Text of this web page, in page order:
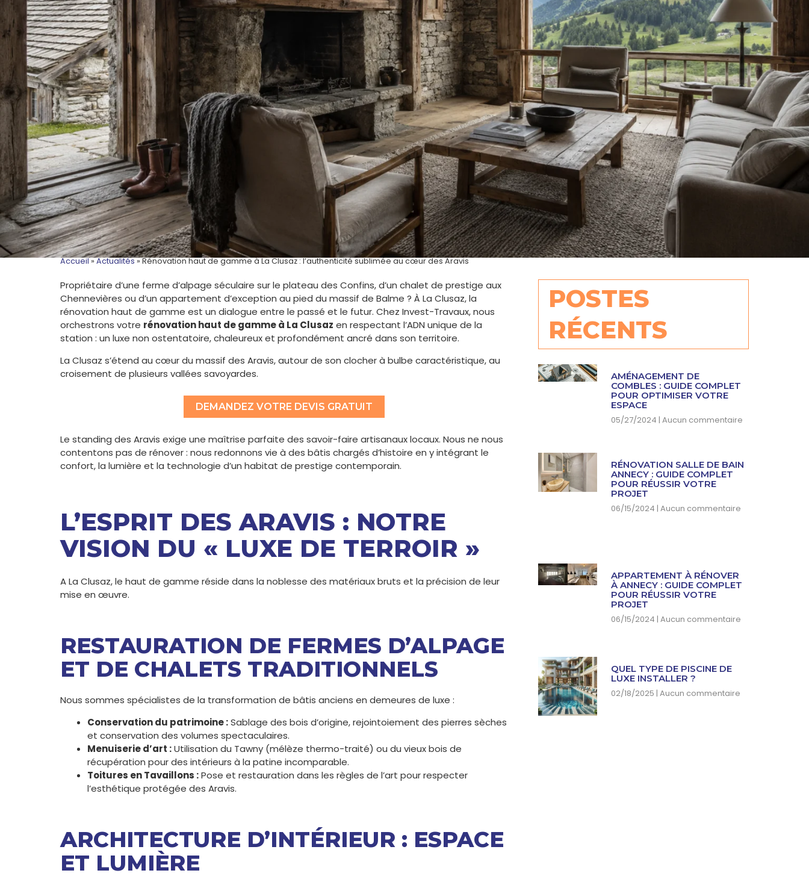
Accueil»Actualités»Rénovation haut de gamme à La Clusaz : l’authenticité sublimée au cœur des Aravis
Propriétaire d’une ferme d’alpage séculaire sur le plateau des Confins, d’un chalet de prestige aux
Chennevières ou d’un appartement d’exception au pied du massif de Balme ? À La Clusaz, la
rénovation haut de gamme est un dialogue entre le passé et le futur. Chez Invest-Travaux, nous
orchestrons votre rénovation haut de gamme à La Clusaz en respectant l’ADN unique de la
station : un luxe non ostentatoire, chaleureux et profondément ancré dans son territoire.
La Clusaz s’étend au cœur du massif des Aravis, autour de son clocher à bulbe caractéristique, au
croisement de plusieurs vallées savoyardes.
DEMANDEZ VOTRE DEVIS GRATUIT
Le standing des Aravis exige une maîtrise parfaite des savoir-faire artisanaux locaux. Nous ne nous
contentons pas de rénover : nous redonnons vie à des bâtis chargés d’histoire en y intégrant le
confort, la lumière et la technologie d’un habitat de prestige contemporain.
L’ESPRIT DES ARAVIS : NOTRE
VISION DU « LUXE DE TERROIR »
A La Clusaz, le haut de gamme réside dans la noblesse des matériaux bruts et la précision de leur
mise en œuvre.
RESTAURATION DE FERMES D’ALPAGE
ET DE CHALETS TRADITIONNELS
Nous sommes spécialistes de la transformation de bâtis anciens en demeures de luxe :
Conservation du patrimoine :Sablage des bois d’origine, rejointoiement des pierres sèches
et conservation des volumes spectaculaires.
Menuiserie d’art :Utilisation du Tawny (mélèze thermo-traité) ou du vieux bois de
récupération pour des intérieurs à la patine incomparable.
Toitures en Tavaillons :Pose et restauration dans les règles de l’art pour respecter
l’esthétique protégée des Aravis.
ARCHITECTURE D’INTÉRIEUR : ESPACE
ET LUMIÈRE
POSTES
RÉCENTS
AMÉNAGEMENT DE
COMBLES : GUIDE COMPLET
POUR OPTIMISER VOTRE
ESPACE
05/27/2024 Aucun commentaire
RÉNOVATION SALLE DE BAIN
ANNECY : GUIDE COMPLET
POUR RÉUSSIR VOTRE
PROJET
06/15/2024 Aucun commentaire
APPARTEMENT À RÉNOVER
À ANNECY : GUIDE COMPLET
POUR RÉUSSIR VOTRE
PROJET
06/15/2024 Aucun commentaire
QUEL TYPE DE PISCINE DE
LUXE INSTALLER ?
02/18/2025 Aucun commentaire